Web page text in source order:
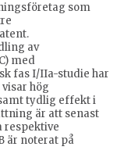
som
av
med
fas I/IIa-studie har
hög
tydlig effekt i
är att senast
respektive
är noterat på